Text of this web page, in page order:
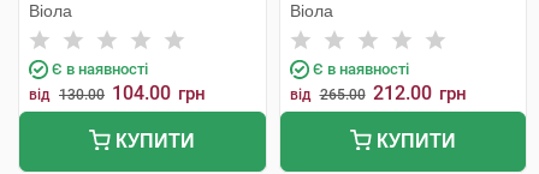
Віола
Є в наявності
від 130.00 104.00 грн
КУПИТИ
Віола
Є в наявності
від 265.00 212.00 грн
КУПИТИ